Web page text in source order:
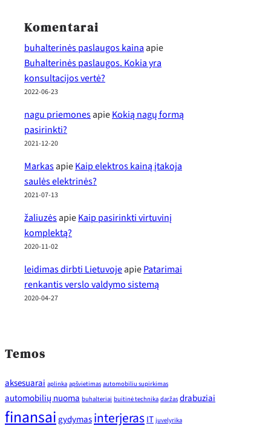
Komentarai
buhalterinės paslaugos kainaapie
Buhalterinės paslaugos. Kokia yra
konsultacijos vertė?
2022-06-23
nagu priemonesapieKokią nagų formą
pasirinkti?
2021-12-20
MarkasapieKaip elektros kainą įtakoja
saulės elektrinės?
2021-07-13
žaliuzėsapieKaip pasirinkti virtuvinį
komplektą?
2020-11-02
leidimas dirbti LietuvojeapiePatarimai
renkantis verslo valdymo sistemą
2020-04-27
Temos
aksesuarai aplinka apšvietimas automobiliu supirkimas
automobilių nuoma buhalteriai buitinė technika daržas drabuziai
finansai gydymasinterjerasIT juvelyrika